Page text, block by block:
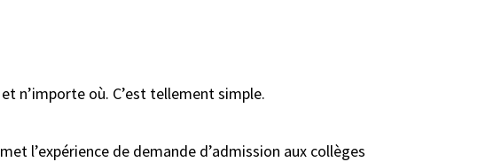
n’importe où. C’est tellement simple.
l’expérience de demande d’admission aux collèges